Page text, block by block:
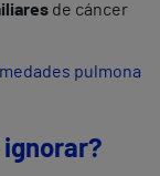
de cáncer
pulmona
ignorar?